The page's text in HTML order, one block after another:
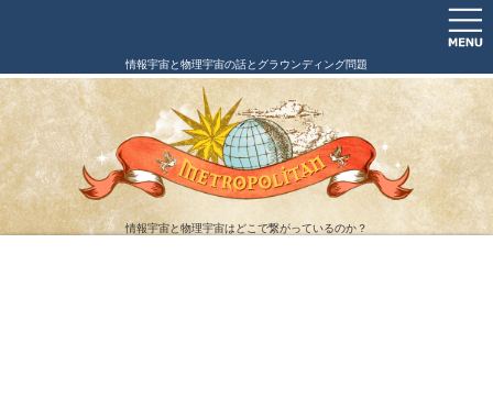
情報宇宙と物理宇宙の話とグラウンディング問題
情報宇宙と物理宇宙はどこで繋がっているのか？